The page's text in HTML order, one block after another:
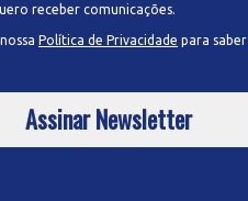
receber comunicações.
Política de Privacidade para saber
Assinar Newsletter
se para ver